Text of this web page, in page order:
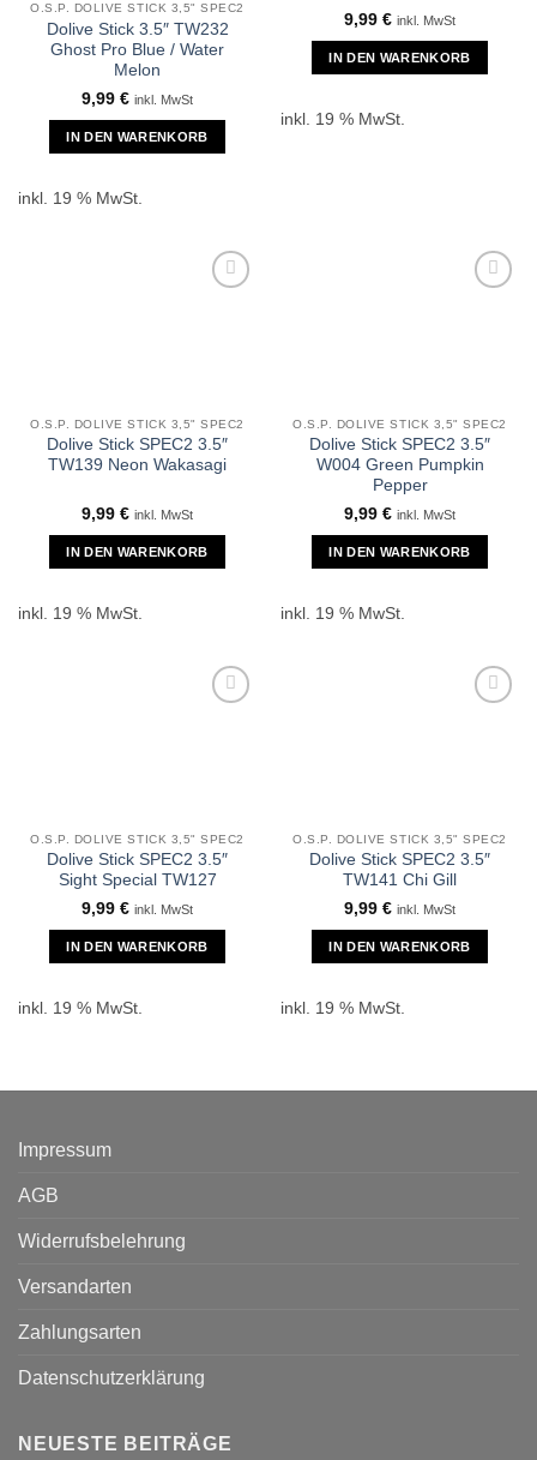
O.S.P. DOLIVE STICK 3,5" SPEC2
Dolive Stick 3.5″ TW232
Ghost Pro Blue / Water
Melon
9,99 € inkl. MwSt
IN DEN WARENKORB
inkl. 19 % MwSt.
9,99 € inkl. MwSt
IN DEN WARENKORB
inkl. 19 % MwSt.
O.S.P. DOLIVE STICK 3,5" SPEC2
Dolive Stick SPEC2 3.5″
TW139 Neon Wakasagi
9,99 € inkl. MwSt
IN DEN WARENKORB
inkl. 19 % MwSt.
O.S.P. DOLIVE STICK 3,5" SPEC2
Dolive Stick SPEC2 3.5″
W004 Green Pumpkin
Pepper
9,99 € inkl. MwSt
IN DEN WARENKORB
inkl. 19 % MwSt.
O.S.P. DOLIVE STICK 3,5" SPEC2
Dolive Stick SPEC2 3.5″
Sight Special TW127
9,99 € inkl. MwSt
IN DEN WARENKORB
inkl. 19 % MwSt.
O.S.P. DOLIVE STICK 3,5" SPEC2
Dolive Stick SPEC2 3.5″
TW141 Chi Gill
9,99 € inkl. MwSt
IN DEN WARENKORB
inkl. 19 % MwSt.
Impressum
AGB
Widerrufsbelehrung
Versandarten
Zahlungsarten
Datenschutzerklärung
NEUESTE BEITRÄGE